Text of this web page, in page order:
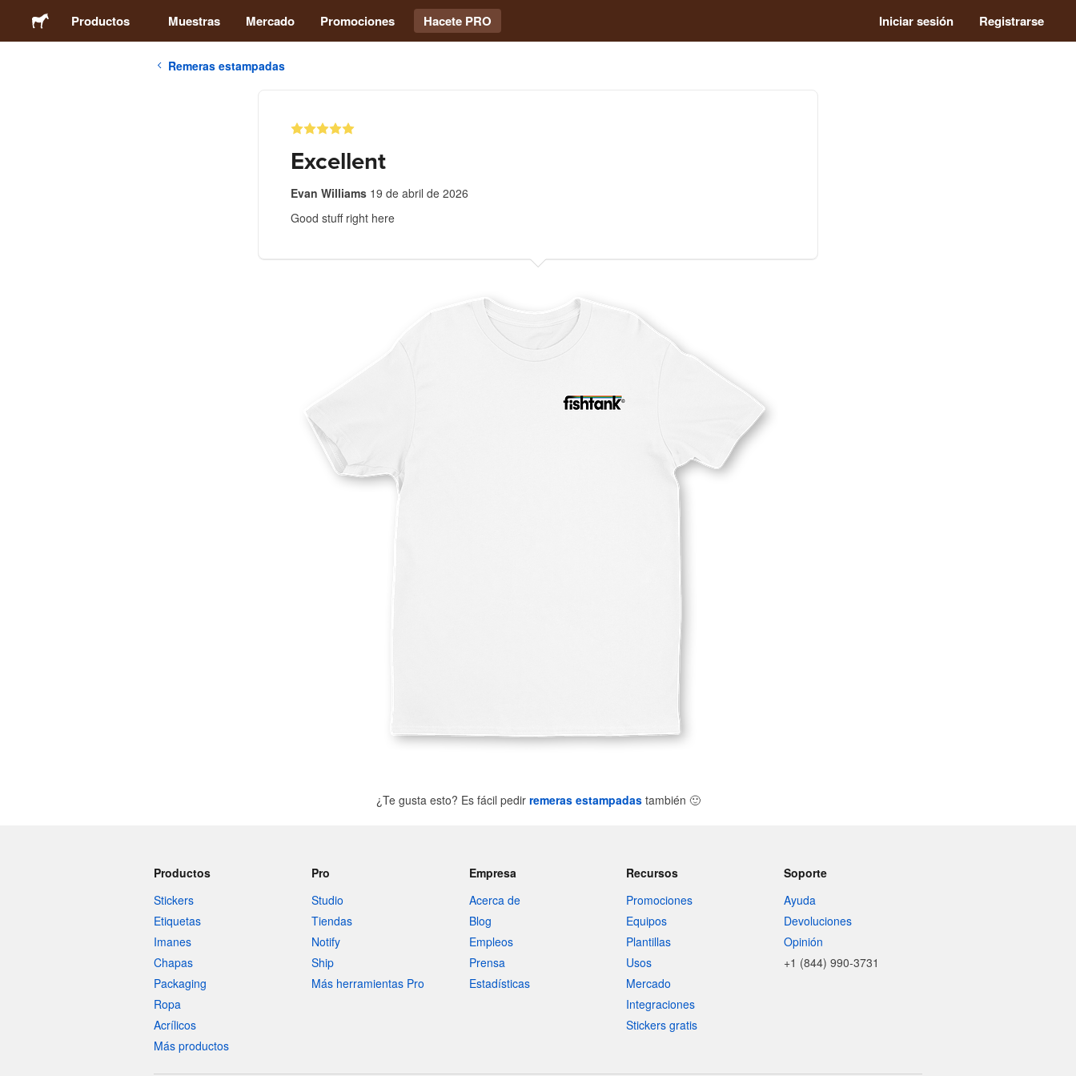
Productos Muestras Mercado Promociones Hacete PRO Iniciar sesión Registrarse
Remeras estampadas
Excellent
Evan Williams 19 de abril de 2026
Good stuff right here
¿Te gusta esto? Es fácil pedir remeras estampadastambién 🙂
Productos
Stickers
Etiquetas
Imanes
Chapas
Packaging
Ropa
Acrílicos
Más productos
Pro
Studio
Tiendas
Notify
Ship
Más herramientas Pro
Empresa
Acerca de
Blog
Empleos
Prensa
Estadísticas
Recursos
Promociones
Equipos
Plantillas
Usos
Mercado
Integraciones
Stickers gratis
Soporte
Ayuda
Devoluciones
Opinión
+1 (844) 990-3731